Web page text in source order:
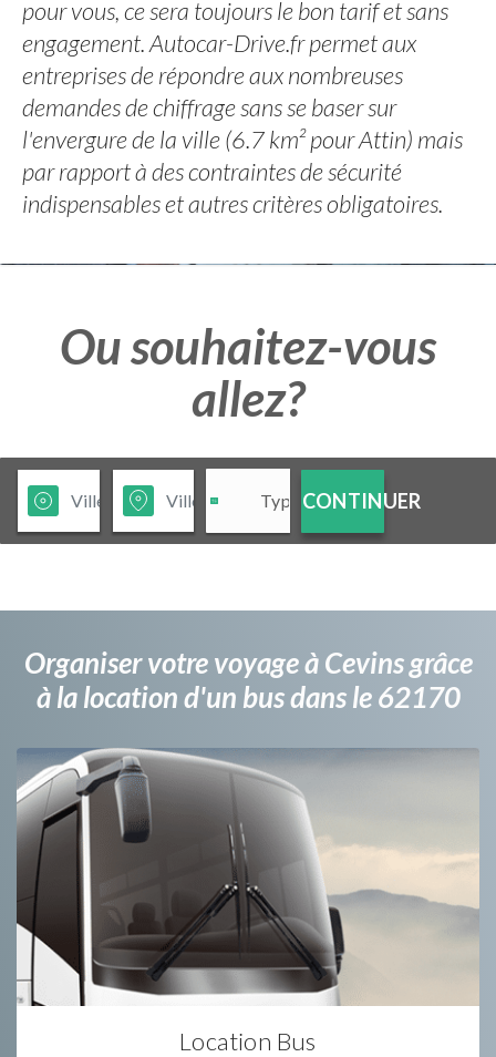
pour vous, ce sera toujours le bon tarif et sans
engagement. Autocar-Drive.fr permet aux
entreprises de répondre aux nombreuses
demandes de chiffrage sans se baser sur
l'envergure de la ville (6.7 km² pour Attin) mais
par rapport à des contraintes de sécurité
indispensables et autres critères obligatoires.
Ou souhaitez-vous
allez?
CONTINUER
Organiser votre voyage à Cevins grâce
à la location d'un bus dans le 62170
Location Bus